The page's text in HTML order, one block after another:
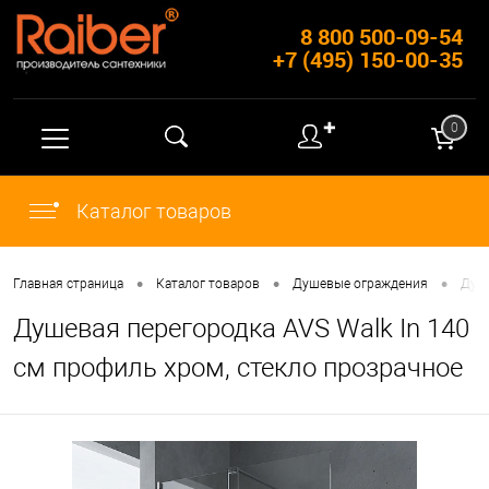
8 800 500-09-54
+7 (495) 150-00-35
✚ 0
Каталог товаров
Главная страница • Каталог товаров • Душевые ограждения •
Душевая перегородка AVS Walk In 140
см профиль хром, стекло прозрачное